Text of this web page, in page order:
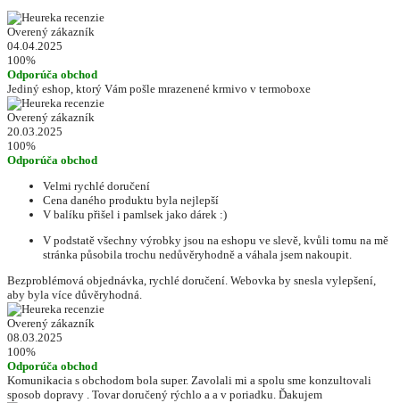
Overený zákazník
04.04.2025
100%
Odporúča obchod
Jediný eshop, ktorý Vám pošle mrazenené krmivo v termoboxe
Overený zákazník
20.03.2025
100%
Odporúča obchod
Velmi rychlé doručení
Cena daného produktu byla nejlepší
V balíku přišel i pamlsek jako dárek :)
V podstatě všechny výrobky jsou na eshopu ve slevě, kvůli tomu na mě
stránka působila trochu nedůvěryhodně a váhala jsem nakoupit.
Bezproblémová objednávka, rychlé doručení. Webovka by snesla vylepšení,
aby byla více důvěryhodná.
Overený zákazník
08.03.2025
100%
Odporúča obchod
Komunikacia s obchodom bola super. Zavolali mi a spolu sme konzultovali
sposob dopravy . Tovar doručený rýchlo a a v poriadku. Ďakujem